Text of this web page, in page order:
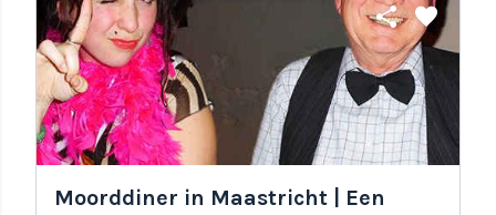
share favorite
Moorddiner in Maastricht | Een